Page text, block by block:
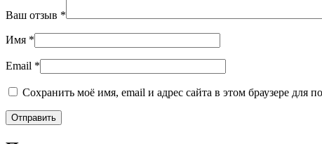
Ваш отзыв *
Имя *
Email *
Сохранить моё имя, email и адрес сайта в этом браузере для